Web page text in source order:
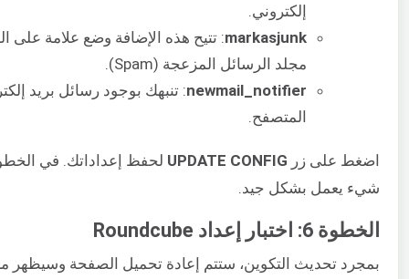
إلكتروني.
markasjunk: تتيح هذه الإضافة وضع علامة على
مجلد الرسائل المزعجة (Spam).
newmail_notifier: تنبهك بوجود رسائل بريد
المتصفح.
اضغط على زر UPDATE CONFIG
شيء يعمل بشكل جيد.
الخطوة 6: اختبار إعداد Roundcube
بمجرد تحديث التكوين، ستتم إعادة تحميل الصفحة وسيظهر